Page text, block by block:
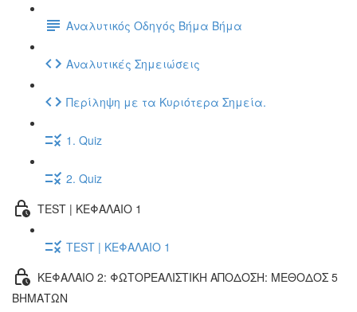
Αναλυτικός Οδηγός Βήμα Βήμα
Αναλυτικές Σημειώσεις
Περίληψη με τα Κυριότερα Σημεία.
1. Quiz
2. Quiz
TEST | ΚΕΦΑΛΑΙΟ 1
TEST | ΚΕΦΑΛΑΙΟ 1
ΚΕΦΑΛΑΙΟ 2: ΦΩΤΟΡΕΑΛΙΣΤΙΚΗ ΑΠΟΔΟΣΗ: ΜΕΘΟΔΟΣ 5
ΒΗΜΑΤΩΝ